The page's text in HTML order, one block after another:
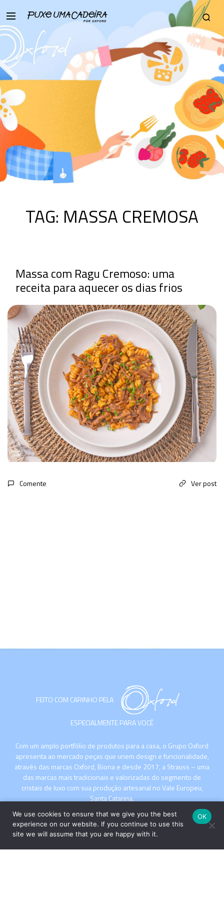
TAG: MASSA CREMOSA
Massa com Ragu Cremoso: uma
receita para aquecer os dias frios
Comente Ver post
FEITO COM CARINHO PELA
ESPECIALMENTE PARA VOCÊ
Com um amplo portfólio de produtos para a casa, o Grupo Oxford
apresenta ao mercado peças que unem design e funcionalidade,
através das marcas Oxford, Biona e desde 2017, a Strauss – uma
das marcas mais tradicionais e valorizadas do segmento de
cristais de luxo com sua produção artesanal no Vale Europeu,
Santa Catarina.
We use cookies to ensure that we give you the best
experience on our website. If you continue to use this
site we will assume that you are happy with it.
OK